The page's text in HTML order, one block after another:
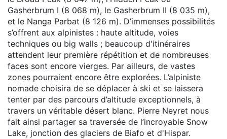
Gasherbrum I (8 068 m), le Gasherbrum II (8 035 m),
et le Nanga Parbat (8 126 m). D’immenses possibilités
s’offrent aux alpinistes : haute altitude, voies
techniques ou big walls ; beaucoup d'itinéraires
attendent leur première répétition et de nombreuses
faces sont encore vierges. Par ailleurs, de vastes
zones pourraient encore être explorées. L’alpiniste
nomade choisira de se déplacer à ski et se laissera
tenter par des parcours d’altitude exceptionnels, à
travers un véritable désert blanc. Pierre Neyret nous
fait ainsi partager sa traversée de l’incroyable Snow
Lake, jonction des glaciers de Biafo et d'Hispar.